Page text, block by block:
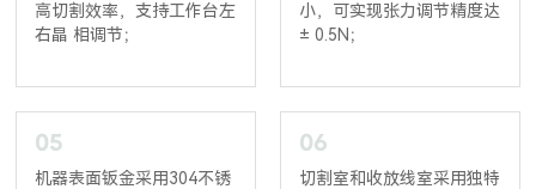
高切割效率，支持工作台左
右晶 相调节；
小，可实现张力调节精度达
± 0.5N；
05
机器表面钣金采用304不锈
06
切割室和收放线室采用独特